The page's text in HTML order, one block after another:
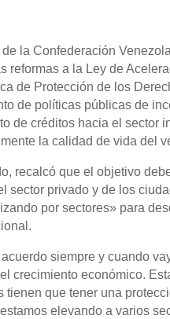
la Confederación
reformas a la Ley de
de Protección de los
de políticas públicas de
de créditos hacia el sector
la calidad de vida del
recalcó que el objetivo
sector privado y de los
por sectores» para
siempre y cuando
crecimiento económico.
tienen que tener una
elevando a varios